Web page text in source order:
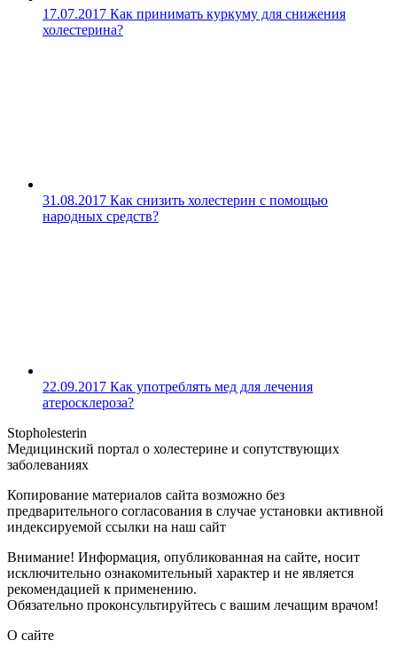
17.07.2017 Как принимать куркуму для снижения
холестерина?
31.08.2017 Как снизить холестерин с помощью
народных средств?
22.09.2017 Как употреблять мед для лечения
атеросклероза?
Stopholesterin
Медицинский портал о холестерине и сопутствующих
заболеваниях
Копирование материалов сайта возможно без
предварительного согласования в случае установки активной
индексируемой ссылки на наш сайт
Внимание! Информация, опубликованная на сайте, носит
исключительно ознакомительный характер и не является
рекомендацией к применению.
Обязательно проконсультируйтесь с вашим лечащим врачом!
О сайте